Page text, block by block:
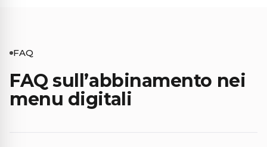
FAQ
FAQ sull’abbinamento nei
menu digitali